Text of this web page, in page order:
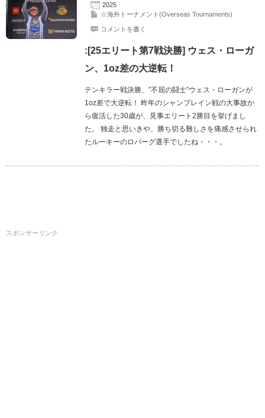
2025
☆海外トーナメント(Overseas Tournaments)
コメントを書く
:[25エリート第7戦決勝] ウェス・ローガ
ン、1oz差の大逆転！
テンキラー戦決勝、”不屈の闘士”ウェス・ローガンが
1oz差で大逆転！ 昨年のシャンプレイン戦の大事故か
ら復活した30歳が、見事エリート2勝目を挙げまし
た。 独走と思いきや、勝ち切る難しさを痛感させられ
たルーキーのロバーグ選手でしたね・・・。
スポンサーリンク